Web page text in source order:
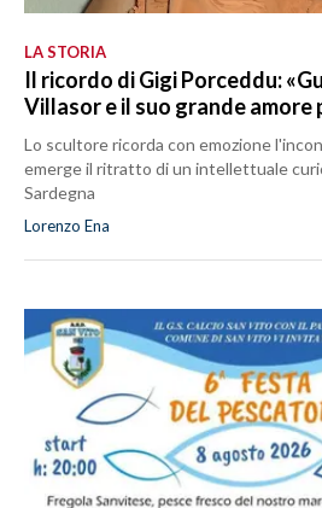
LA STORIA
Il ricordo di Gigi Porceddu:
Villasor e il suo grande amore
Lo scultore ricorda con emozione
emerge il ritratto di un intellettuale
Sardegna
Lorenzo Ena